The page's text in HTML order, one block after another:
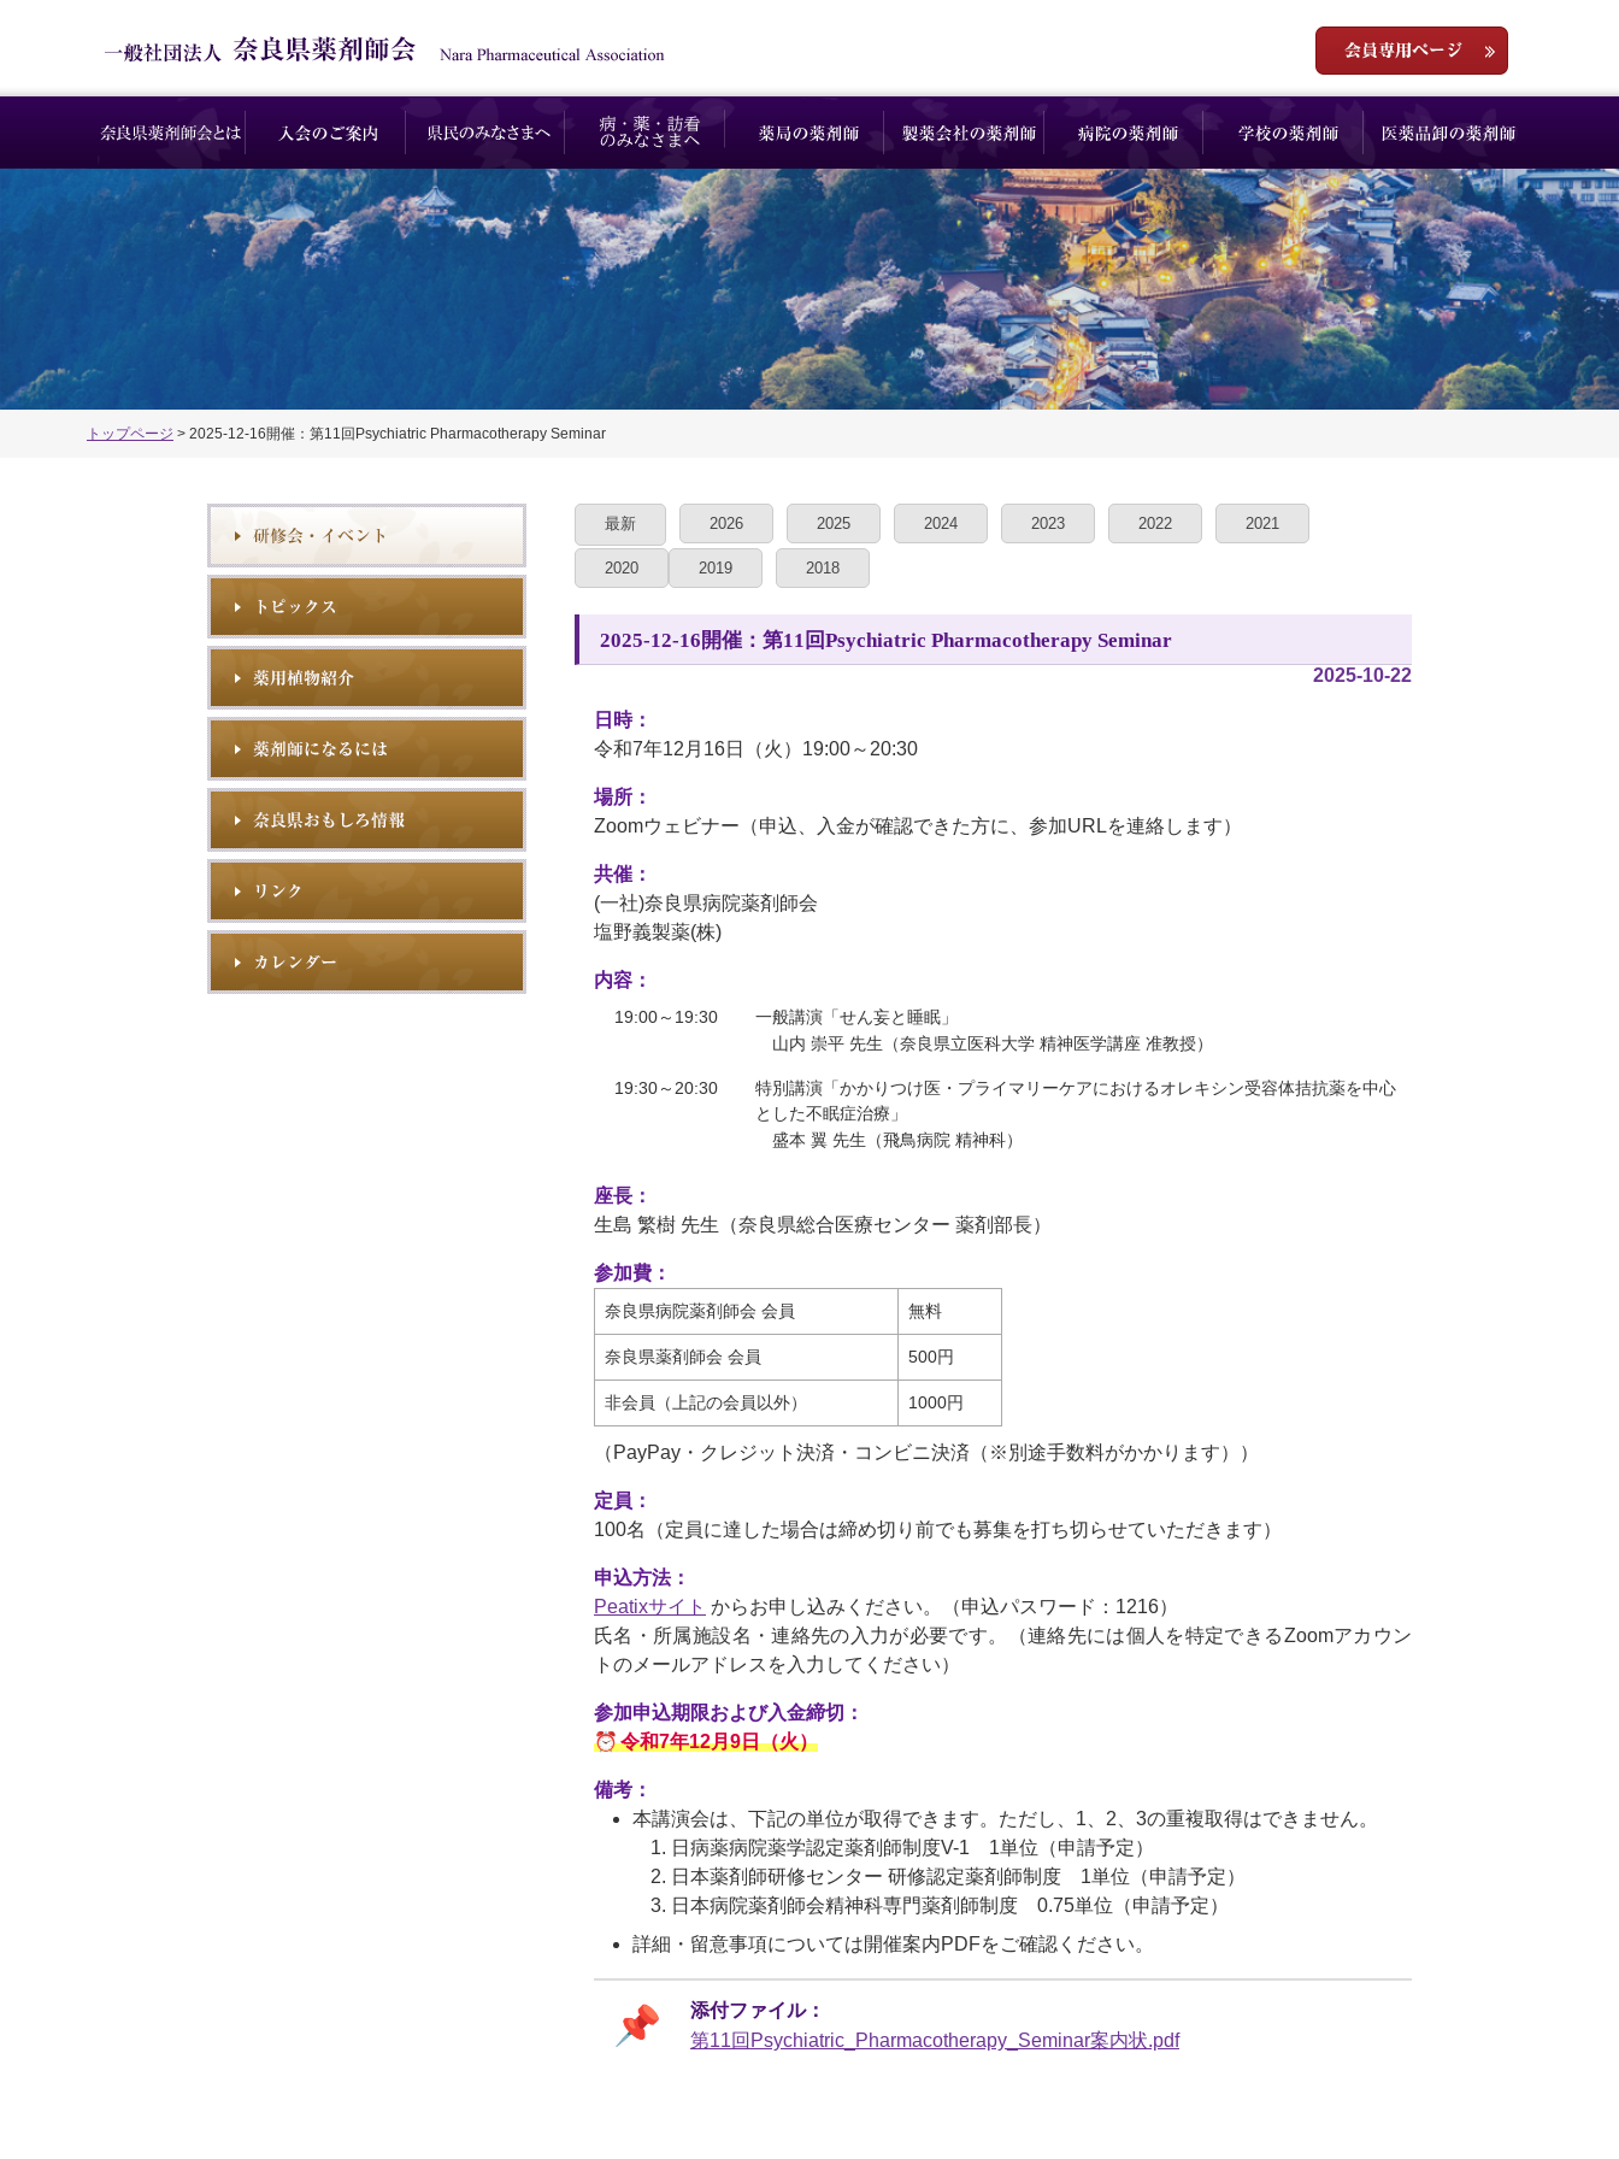
トップページ > 2025-12-16開催：第11回Psychiatric Pharmacotherapy Seminar
最新 2026 2025 2024 2023 2022 2021
2020 2019 2018
2025-12-16開催：第11回Psychiatric Pharmacotherapy Seminar
2025-10-22
日時：
令和7年12月16日（火）19:00～20:30
場所：
Zoomウェビナー（申込、入金が確認できた方に、参加URLを連絡します）
共催：
(一社)奈良県病院薬剤師会
塩野義製薬(株)
内容：
19:00～19:30
一般講演「せん妄と睡眠」
山内 崇平 先生（奈良県立医科大学 精神医学講座 准教授）
19:30～20:30
特別講演「かかりつけ医・プライマリーケアにおけるオレキシン受容体拮抗薬を中心
とした不眠症治療」
盛本 翼 先生（飛鳥病院 精神科）
座長：
生島 繁樹 先生（奈良県総合医療センター 薬剤部長）
参加費：
奈良県病院薬剤師会 会員 無料
奈良県薬剤師会 会員 500円
非会員（上記の会員以外） 1000円
（PayPay・クレジット決済・コンビニ決済（※別途手数料がかかります））
定員：
100名（定員に達した場合は締め切り前でも募集を打ち切らせていただきます）
申込方法：
Peatixサイト からお申し込みください。（申込パスワード：1216）
氏名・所属施設名・連絡先の入力が必要です。（連絡先には個人を特定できるZoomアカウン
トのメールアドレスを入力してください）
参加申込期限および入金締切：
令和7年12月9日（火）
備考：
本講演会は、下記の単位が取得できます。ただし、1、2、3の重複取得はできません。
日病薬病院薬学認定薬剤師制度V-1 1単位（申請予定）
日本薬剤師研修センター 研修認定薬剤師制度 1単位（申請予定）
日本病院薬剤師会精神科専門薬剤師制度 0.75単位（申請予定）
詳細・留意事項については開催案内PDFをご確認ください。
第11回Psychiatric_Pharmacotherapy_Seminar案内状.pdf